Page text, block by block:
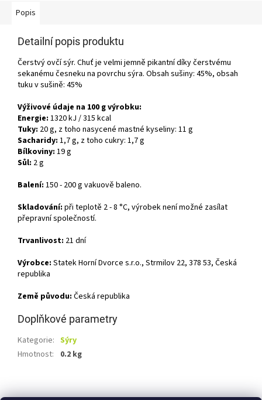
Popis
Detailní popis produktu
Čerstvý ovčí sýr. Chuť je velmi jemně pikantní díky čerstvému
sekanému česneku na povrchu sýra. Obsah sušiny: 45%, obsah
tuku v sušině: 45%
Výživové údaje na 100 g výrobku:
Energie: 1320 kJ / 315 kcal
Tuky: 20 g, z toho nasycené mastné kyseliny: 11 g
Sacharidy: 1,7 g, z toho cukry: 1,7 g
Bílkoviny: 19 g
Sůl: 2 g
Balení: 150 - 200 g vakuově baleno.
Skladování: při teplotě 2 - 8 °C, výrobek není možné zasílat
přepravní společností.
Trvanlivost: 21 dní
Výrobce: Statek Horní Dvorce s.r.o., Strmilov 22, 378 53, Česká
republika
Země původu: Česká republika
Doplňkové parametry
Kategorie: Sýry
Hmotnost: 0.2 kg